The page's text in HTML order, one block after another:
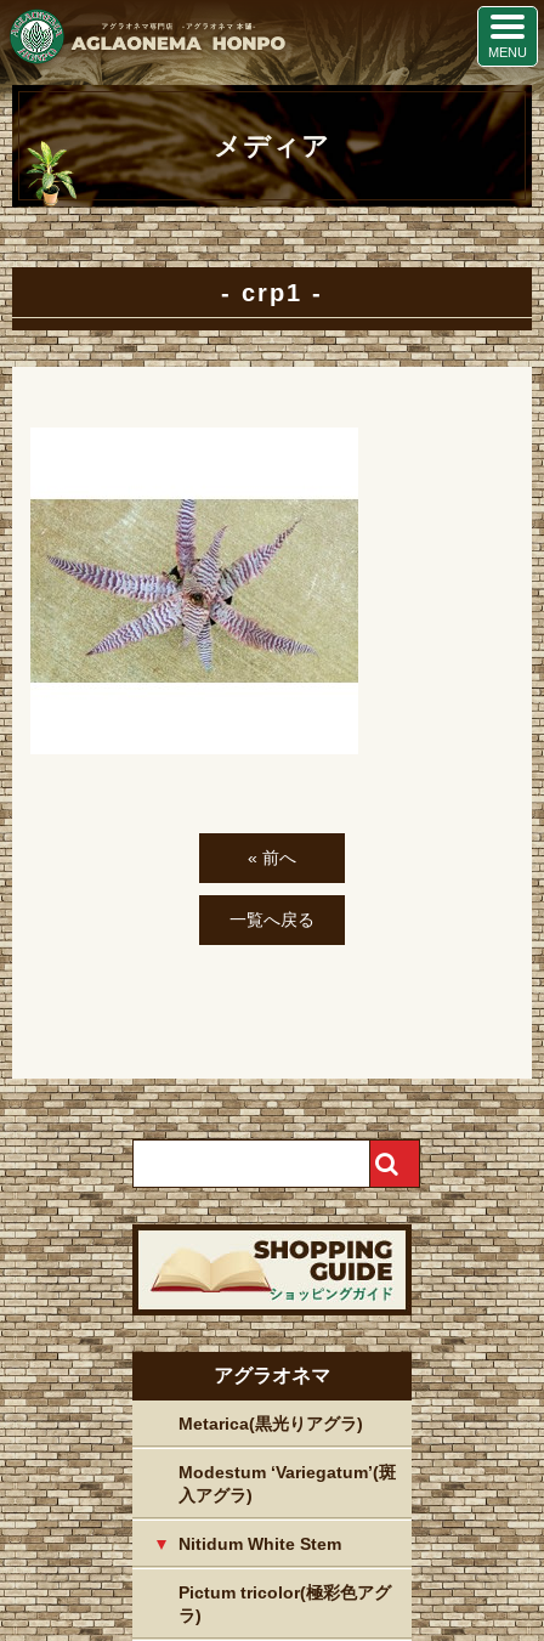
メディア
crp1
« 前へ
一覧へ戻る
アグラオネマ
Metarica(黒光りアグラ)
Modestum ‘Variegatum’(斑
入アグラ)
Nitidum White Stem
Pictum tricolor(極彩色アグ
ラ)